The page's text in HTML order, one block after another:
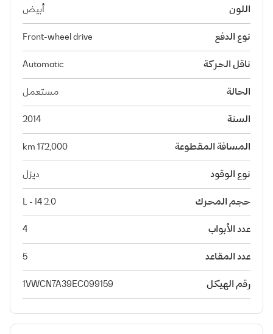
اللون أبيض
نوع الدفع Front-wheel drive
ناقل الحركة Automatic
الحالة مستعمل
السنة 2014
المسافة المقطوعة 172,000 km
نوع الوقود ديزل
حجم المحرك 2.0 L - I4
عدد الأبواب 4
عدد المقاعد 5
رقم الهيكل 1VWCN7A39EC099159